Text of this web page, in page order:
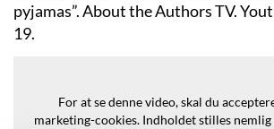
pyjamas”. About the Authors TV.
19.
For at se denne video, skal du
marketing-cookies. Indholdet stilles